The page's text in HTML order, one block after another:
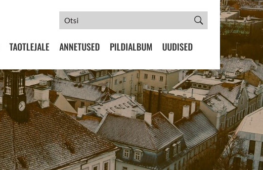
TAOTLEJALE ANNETUSED PILDIALBUM UUDISED